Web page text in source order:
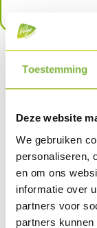
Toestemming
Deze website
We gebruiken
personaliseren,
en om ons
informatie over
partners voor
partners